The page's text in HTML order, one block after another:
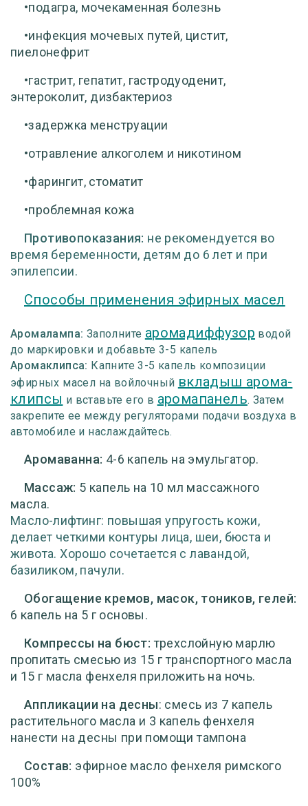
•подагра, мочекаменная болезнь
•инфекция мочевых путей, цистит,
пиелонефрит
•гастрит, гепатит, гастродуоденит,
энтероколит, дизбактериоз
•задержка менструации
•отравление алкоголем и никотином
•фарингит, стоматит
•проблемная кожа
Противопоказания: не рекомендуется во
время беременности, детям до 6 лет и при
эпилепсии.
Способы применения эфирных масел
Аромалампа: Заполните аромадиффузор водой
до маркировки и добавьте 3-5 капель
Аромаклипса: Капните 3-5 капель композиции
эфирных масел на войлочный вкладыш арома-
клипсы и вставьте его в аромапанель. Затем
закрепите ее между регуляторами подачи воздуха в
автомобиле и наслаждайтесь.
Аромаванна: 4-6 капель на эмульгатор.
Массаж: 5 капель на 10 мл массажного
масла.
Масло-лифтинг: повышая упругость кожи,
делает четкими контуры лица, шеи, бюста и
живота. Хорошо сочетается с лавандой,
базиликом, пачули.
Обогащение кремов, масок, тоников, гелей:
6 капель на 5 г основы.
Компрессы на бюст:трехслойную марлю
пропитать смесью из 15 г транспортного масла
и 15 г масла фенхеля приложить на ночь.
Аппликации на десны: смесь из 7 капель
растительного масла и 3 капель фенхеля
нанести на десны при помощи тампона
Состав: эфирное масло фенхеля римского
100%